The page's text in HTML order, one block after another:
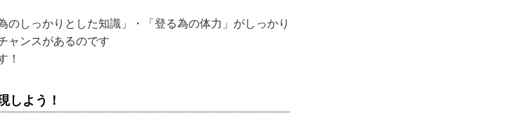
のしっかりとした知識」・「登る為の体力」がしっかり
ャンスがあるのです
！
しよう！